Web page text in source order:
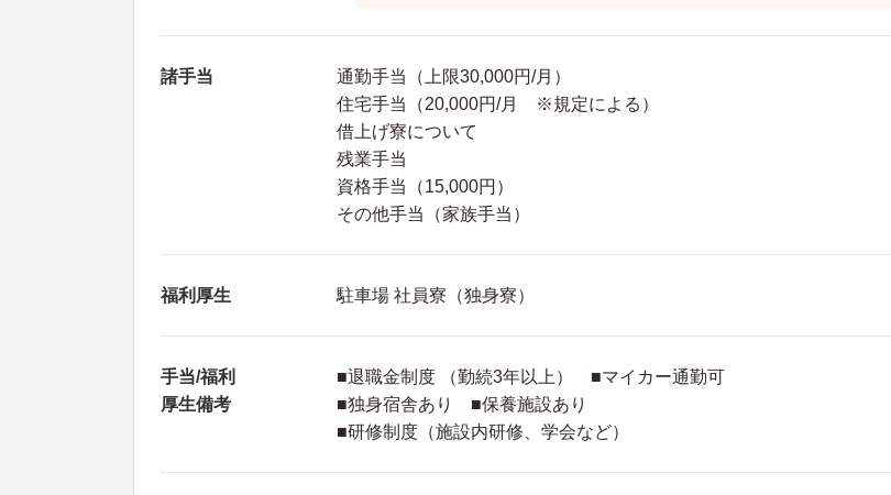
諸手当
通勤手当（上限30,000円/月）
住宅手当（20,000円/月 ※規定による）
借上げ寮について
残業手当
資格手当（15,000円）
その他手当（家族手当）
福利厚生 駐車場 社員寮（独身寮）
手当/福利
厚生備考
■退職金制度 （勤続3年以上） ■マイカー通勤可
■独身宿舎あり ■保養施設あり
■研修制度（施設内研修、学会など）